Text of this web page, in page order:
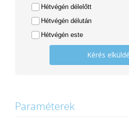
Hétvégén délelőtt
Hétvégén délután
Hétvégén este
Kérés
Paraméterek